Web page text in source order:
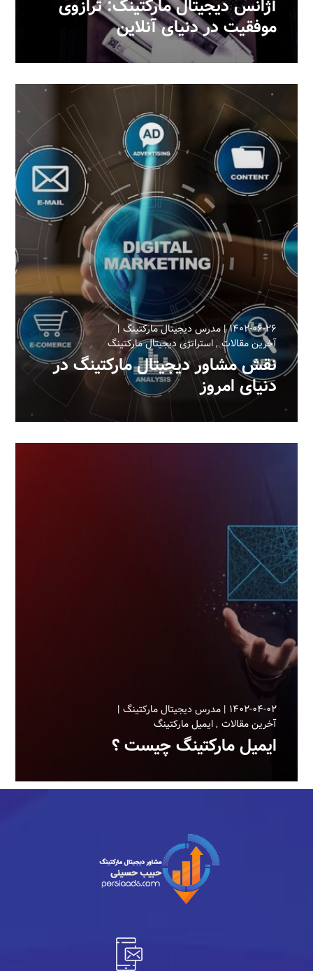
آژانس دیجیتال مارکتینگ: ترازوی
موفقیت در دنیای آنلاین
۱۴۰۲-۰۶-۲۶ مدرس دیجیتال مارکتینگ
آخرین مقالات استراتژی دیجیتال مارکتینگ
نقش مشاور دیجیتال مارکتینگ در
دنیای امروز
۱۴۰۲-۰۴-۰۲
مدرس دیجیتال مارکتینگ
آخرین مقالات ایمیل مارکتینگ
ایمیل مارکتینگ چیست‎ ؟